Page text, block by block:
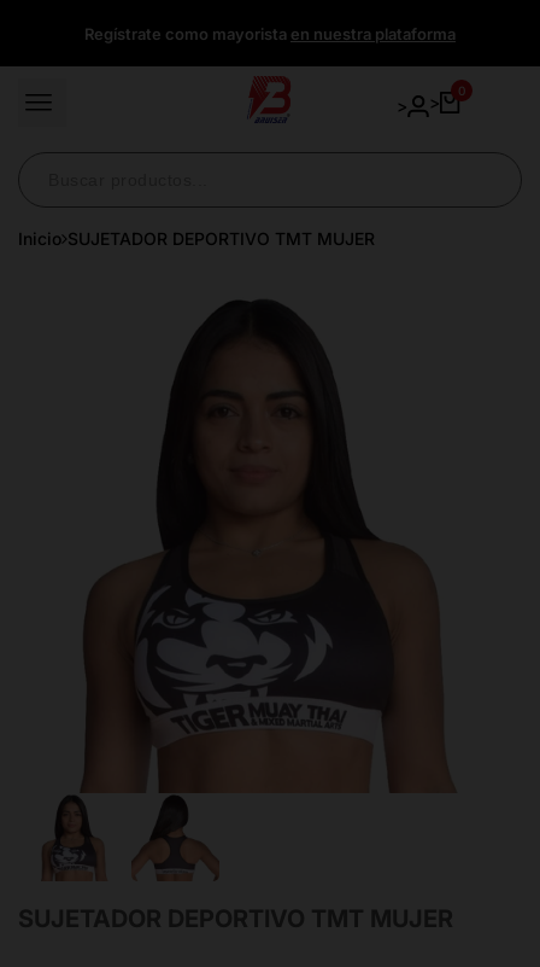
Regístrate como mayorista en nuestra plataforma
> >
0
Inicio SUJETADOR DEPORTIVO TMT MUJER
SUJETADOR DEPORTIVO TMT MUJER
directamente
al
contenido